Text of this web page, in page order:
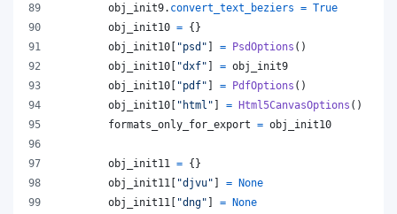
obj_init9. convert_text_beziers = True
obj_init10 = {}
obj_init10 [ "psd" ] = PsdOptions ()
obj_init10 [ "dxf" ] = obj_init9
obj_init10 [ "pdf" ] = PdfOptions ()
obj_init10 [ "html" ] = Html5CanvasOptions ()
formats_only_for_export = obj_init10
obj_init11 = {}
obj_init11 [ "djvu" ] = None
obj_init11 [ "dng" ] = None